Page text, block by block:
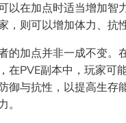
以在加点时适当增加智
，则可以增加体力、抗
的加点并非一成不变。
在PVE副本中，玩家可
御与抗性，以提高生存